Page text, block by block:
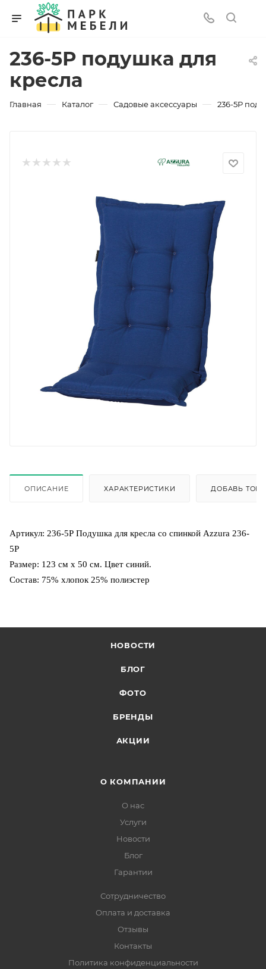
236-5Р подушка для
кресла
Главная — Каталог — Садовые аксессуары — 236-5Р
ОПИСАНИЕ ХАРАКТЕРИСТИКИ ДОБАВЬ
Артикул: 236-5Р Подушка для кресла со спинкой Azzura 236-
5Р
Размер: 123 см х 50 см. Цвет синий.
Состав: 75% хлопок 25% полиэстер
НОВОСТИ
БЛОГ
ФОТО
БРЕНДЫ
АКЦИИ
О КОМПАНИИ
О нас
Услуги
Новости
Блог
Гарантии
Сотрудничество
Оплата и доставка
Отзывы
Контакты
Политика конфиденциальности